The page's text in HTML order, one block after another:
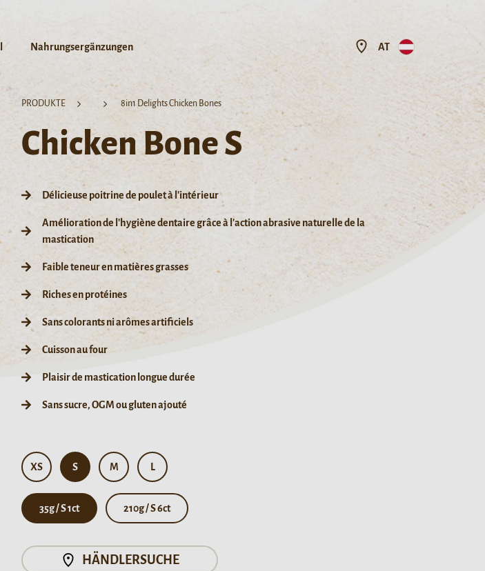
Nahrungsergänzungen AT
PRODUKTE 8in1 Delights Chicken Bones
Chicken Bone S
Délicieuse poitrine de poulet à l'intérieur
Amélioration de l'hygiène dentaire grâce à l'action abrasive naturelle de la
mastication
Faible teneur en matières grasses
Riches en protéines
Sans colorants ni arômes artificiels
Cuisson au four
Plaisir de mastication longue durée
Sans sucre, OGM ou gluten ajouté
XS S M L
35g / S 1ct 210g / S 6ct
HÄNDLERSUCHE